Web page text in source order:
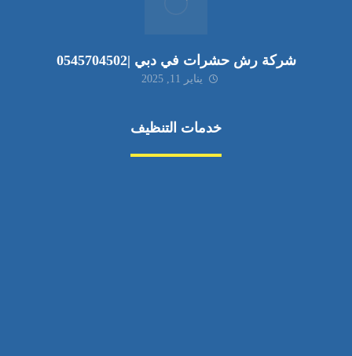
شركة رش حشرات في دبي |0545704502
يناير 11, 2025
خدمات التنظيف